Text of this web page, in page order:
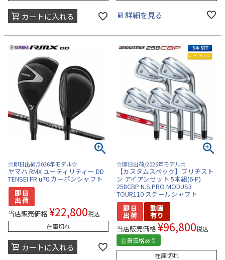
カートに入れる 詳細を見る
☆即日出荷/2026年モデル☆
ヤマハ RMX ユーティリティー DD
TENSEI FR u70 カーボンシャフト
当店販売価格 ¥22,800税込
在庫切れ
カートに入れる
☆即日出荷/2025年モデル☆
【カスタムスペック】ブリヂスト
ン アイアンセット 5本組(6-P)
258CBP N.S.PRO MODUS3
TOUR110 スチールシャフト
当店販売価格 ¥96,800税込
会員価格あり
在庫切れ